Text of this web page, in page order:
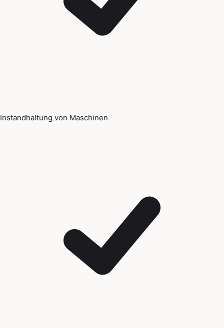
Instandhaltung von Maschinen